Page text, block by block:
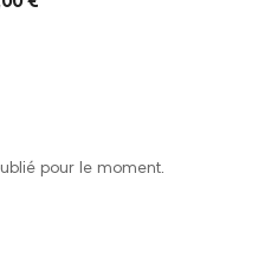
pour le moment.